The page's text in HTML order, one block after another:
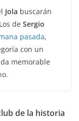
Jola buscarán
de Sergio
pasada,
con un
memorable
de la historia